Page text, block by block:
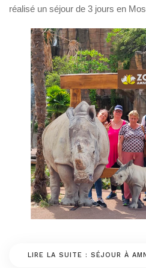
réalisé un séjour de 3 jours en
LIRE LA SUITE : SÉJOUR À